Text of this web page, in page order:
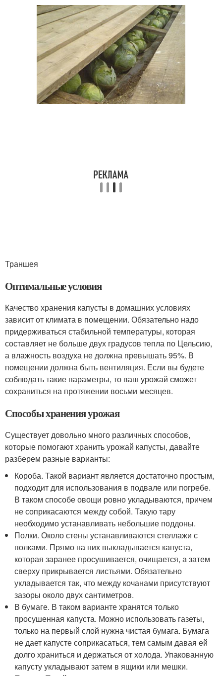
Траншея
Оптимальные условия
Качество хранения капусты в домашних условиях
зависит от климата в помещении. Обязательно надо
придерживаться стабильной температуры, которая
составляет не больше двух градусов тепла по Цельсию,
а влажность воздуха не должна превышать 95%. В
помещении должна быть вентиляция. Если вы будете
соблюдать такие параметры, то ваш урожай сможет
сохраниться на протяжении восьми месяцев.
Способы хранения урожая
Существует довольно много различных способов,
которые помогают хранить урожай капусты, давайте
разберем разные варианты:
Короба. Такой вариант является достаточно простым,
подходит для использования в подвале или погребе.
В таком способе овощи ровно укладываются, причем
не соприкасаются между собой. Такую тару
необходимо устанавливать небольшие поддоны.
Полки. Около стены устанавливаются стеллажи с
полками. Прямо на них выкладывается капуста,
которая заранее просушивается, очищается, а затем
сверху прикрывается листьями. Обязательно
укладывается так, что между кочанами присутствуют
зазоры около двух сантиметров.
В бумаге. В таком варианте хранятся только
просушенная капуста. Можно использовать газеты,
только на первый слой нужна чистая бумага. Бумага
не дает капусте соприкасаться, тем самым давая ей
долго храниться и держаться от холода. Упакованную
капусту укладывают затем в ящики или мешки.